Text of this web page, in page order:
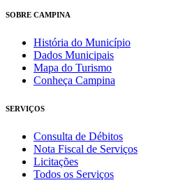
SOBRE CAMPINA
História do Município
Dados Municipais
Mapa do Turismo
Conheça Campina
SERVIÇOS
Consulta de Débitos
Nota Fiscal de Serviços
Licitações
Todos os Serviços